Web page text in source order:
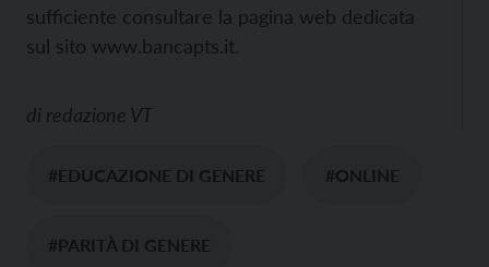
sufficiente consultare la pagina web dedicata
sul sito www.bancapts.it.
di redazione VT
#EDUCAZIONE DI GENERE #ONLINE
#PARITÀ DI GENERE